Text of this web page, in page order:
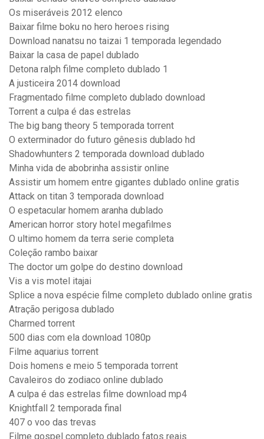
Os miseráveis 2012 elenco
Baixar filme boku no hero heroes rising
Download nanatsu no taizai 1 temporada legendado
Baixar la casa de papel dublado
Detona ralph filme completo dublado 1
A justiceira 2014 download
Fragmentado filme completo dublado download
Torrent a culpa é das estrelas
The big bang theory 5 temporada torrent
O exterminador do futuro gênesis dublado hd
Shadowhunters 2 temporada download dublado
Minha vida de abobrinha assistir online
Assistir um homem entre gigantes dublado online gratis
Attack on titan 3 temporada download
O espetacular homem aranha dublado
American horror story hotel megafilmes
O ultimo homem da terra serie completa
Coleção rambo baixar
The doctor um golpe do destino download
Vis a vis motel itajai
Splice a nova espécie filme completo dublado online gratis
Atração perigosa dublado
Charmed torrent
500 dias com ela download 1080p
Filme aquarius torrent
Dois homens e meio 5 temporada torrent
Cavaleiros do zodiaco online dublado
A culpa é das estrelas filme download mp4
Knightfall 2 temporada final
407 o voo das trevas
Filme gospel completo dublado fatos reais